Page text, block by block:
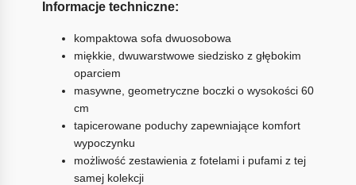
Informacje techniczne:
kompaktowa sofa dwuosobowa
miękkie, dwuwarstwowe siedzisko z głębokim
oparciem
masywne, geometryczne boczki o wysokości 60
cm
tapicerowane poduchy zapewniające komfort
wypoczynku
możliwość zestawienia z fotelami i pufami z tej
samej kolekcji